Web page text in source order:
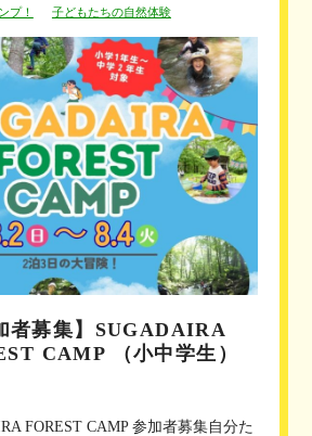
プ！ 子どもたちの自然体験
者募集】SUGADAIRA
CAMP （小中学生）
FOREST CAMP 参加者募集自分た